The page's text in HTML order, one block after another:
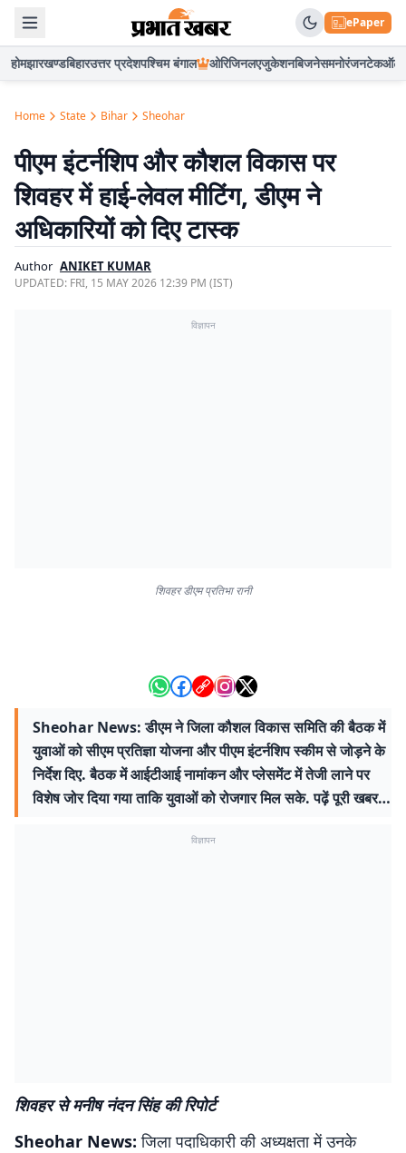
ePaper
होमझारखण्डबिहारउत्तर प्रदेशपश्चिम बंगाल ओरिजिनलएजुकेशनबिजनेसमनोरंजनटेकऑटो
Home State Bihar Sheohar
पीएम इंटर्नशिप और कौशल विकास पर
शिवहर में हाई-लेवल मीटिंग, डीएम ने
अधिकारियों को दिए टास्क
Author ANIKET KUMAR
UPDATED: FRI, 15 MAY 2026 12:39 PM (IST)
विज्ञापन
शिवहर डीएम प्रतिभा रानी
Sheohar News: डीएम ने जिला कौशल विकास समिति की बैठक में
युवाओं को सीएम प्रतिज्ञा योजना और पीएम इंटर्नशिप स्कीम से जोड़ने के
निर्देश दिए. बैठक में आईटीआई नामांकन और प्लेसमेंट में तेजी लाने पर
विशेष जोर दिया गया ताकि युवाओं को रोजगार मिल सके. पढ़ें पूरी खबर…
विज्ञापन
शिवहर से मनीष नंदन सिंह की रिपोर्ट
Sheohar News: जिला पदाधिकारी की अध्यक्षता में उनके